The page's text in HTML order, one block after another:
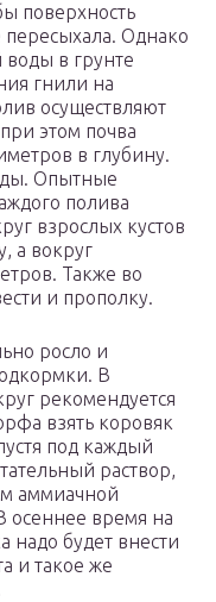
поверхность
пересыхала. Однако
воды в грунте
гнили на
осуществляют
этом почва
в глубину.
Опытные
полива
взрослых кустов
а вокруг
Также во
и прополку.
росло и
В
рекомендуется
взять коровяк
под каждый
раствор,
аммиачной
осеннее время на
надо будет внести
и такое же